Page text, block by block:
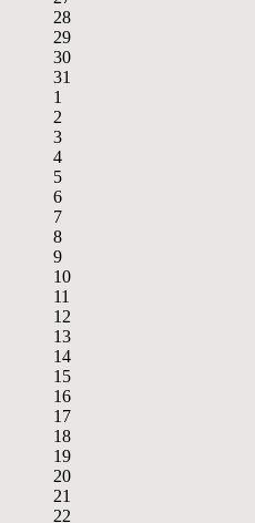
28
29
30
31
1
2
3
4
5
6
7
8
9
10
11
12
13
14
15
16
17
18
19
20
21
22